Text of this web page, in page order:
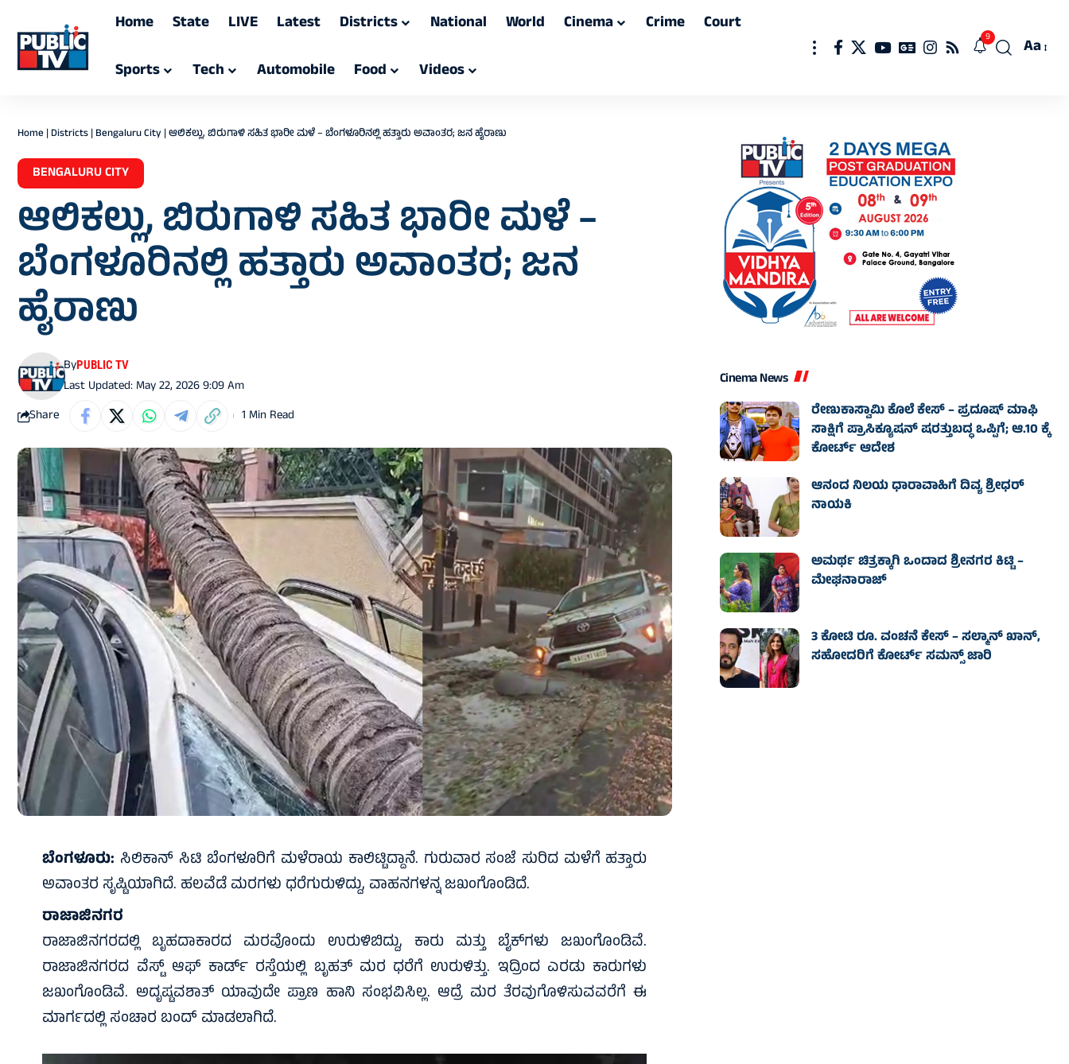
Home State LIVE Latest Districts National World Cinema Crime
Court
Sports
Tech Automobile Food Videos
9
Font
Aa
Home |Districts|Bengaluru City |ಆಲಿಕಲ್ಲು, ಬಿರುಗಾಳಿ ಸಹಿತ ಭಾರೀ ಮಳೆ – ಬೆಂಗಳೂರಿನಲ್ಲಿ ಹತ್ತಾರು ಅವಾಂತರ; ಜನ ಹೈರಾಣು
BENGALURU CITY
ಆಲಿಕಲ್ಲು, ಬಿರುಗಾಳಿ ಸಹಿತ ಭಾರೀ ಮಳೆ –
ಬೆಂಗಳೂರಿನಲ್ಲಿ ಹತ್ತಾರು ಅವಾಂತರ; ಜನ
ಹೈರಾಣು
Last Updated: May 22, 2026 9:09 Am
ByPUBLIC TV
Share 1 Min Read
ಬೆಂಗಳೂರು: ಸಿಲಿಕಾನ್‌ ಸಿಟಿ ಬೆಂಗಳೂರಿಗೆ ಮಳೆರಾಯ ಕಾಲಿಟ್ಟಿದ್ದಾನೆ. ಗುರುವಾರ ಸಂಜೆ ಸುರಿದ ಮಳೆಗೆ ಹತ್ತಾರು
ಅವಾಂತರ ಸೃಷ್ಟಿಯಾಗಿದೆ. ಹಲವೆಡೆ ಮರಗಳು ಧರೆಗುರುಳಿದ್ದು, ವಾಹನಗಳನ್ನ ಜಖಂಗೊಂಡಿದೆ.
ರಾಜಾಜಿನಗರ
ರಾಜಾಜಿನಗರದಲ್ಲಿ ಬೃಹದಾಕಾರದ ಮರವೊಂದು ಉರುಳಿಬಿದ್ದು, ಕಾರು ಮತ್ತು ಬೈಕ್‌ಗಳು ಜಖಂಗೊಂಡಿವೆ.
ರಾಜಾಜಿನಗರದ ವೆಸ್ಟ್‌ ಆಫ್‌ ಕಾರ್ಡ್‌ ರಸ್ತೆಯಲ್ಲಿ ಬೃಹತ್ ಮರ ಧರೆಗೆ ಉರುಳಿತ್ತು. ಇದ್ರಿಂದ ಎರಡು ಕಾರುಗಳು
ಜಖಂಗೊಂಡಿವೆ. ಅದೃಷ್ಟವಶಾತ್ ಯಾವುದೇ ಪ್ರಾಣ ಹಾನಿ ಸಂಭವಿಸಿಲ್ಲ. ಆದ್ರೆ ಮರ ತೆರವುಗೊಳಿಸುವವರೆಗೆ ಈ
ಮಾರ್ಗದಲ್ಲಿ ಸಂಚಾರ ಬಂದ್‌ ಮಾಡಲಾಗಿದೆ.
Cinema News
ರೇಣುಕಾಸ್ವಾಮಿ ಕೊಲೆ ಕೇಸ್‌ – ಪ್ರದೂಷ್‌ ಮಾಫಿ
ಸಾಕ್ಷಿಗೆ ಪ್ರಾಸಿಕ್ಯೂಷನ್ ಷರತ್ತುಬದ್ಧ ಒಪ್ಪಿಗೆ; ಆ.10 ಕ್ಕೆ
ಕೋರ್ಟ್ ಆದೇಶ
ಆನಂದ ನಿಲಯ ಧಾರಾವಾಹಿಗೆ ದಿವ್ಯ ಶ್ರೀಧರ್
ನಾಯಕಿ
ಅಮರ್ಥ ಚಿತ್ರಕ್ಕಾಗಿ ಒಂದಾದ ಶ್ರೀನಗರ ಕಿಟ್ಟಿ –
ಮೇಘನಾರಾಜ್
3 ಕೋಟಿ ರೂ. ವಂಚನೆ ಕೇಸ್‌ – ಸಲ್ಮಾನ್ ಖಾನ್,
ಸಹೋದರಿಗೆ ಕೋರ್ಟ್‌ ಸಮನ್ಸ್ ಜಾರಿ